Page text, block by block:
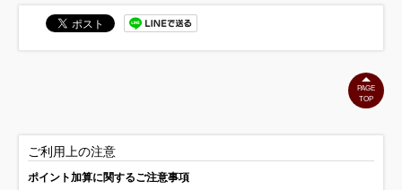
PAGE
TOP
ご利用上の注意
ポイント加算に関するご注意事項